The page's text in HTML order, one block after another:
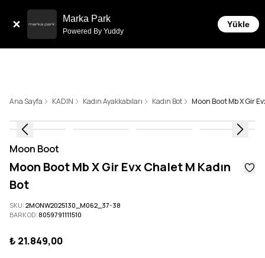
Marka Park
Powered By Yuddy
Yükle
İmkanı!
Ana Sayfa KADIN Kadın Ayakkabıları Kadın Bot Moon Boot Mb X Gir
Moon Boot
Moon Boot Mb X Gir Evx Chalet M Kadın
Bot
SKU:2MONW2025130_M062_37-38
BARKOD: 8059791111510
₺ 21.849,00